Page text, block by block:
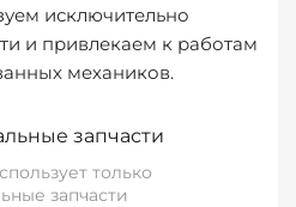
исключительно
и привлекаем к работам
механиков.
запчасти
только
запчасти